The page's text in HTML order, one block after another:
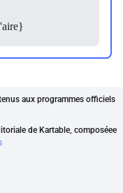
aux programmes officiels
de Kartable, composéee